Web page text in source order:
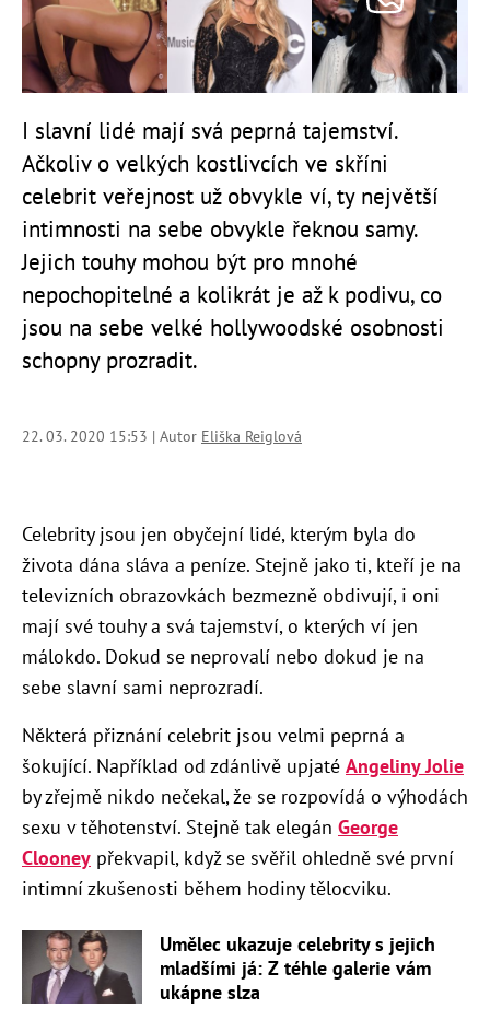
I slavní lidé mají svá peprná tajemství.
Ačkoliv o velkých kostlivcích ve skříni
celebrit veřejnost už obvykle ví, ty největší
intimnosti na sebe obvykle řeknou samy.
Jejich touhy mohou být pro mnohé
nepochopitelné a kolikrát je až k podivu, co
jsou na sebe velké hollywoodské osobnosti
schopny prozradit.
22. 03. 2020 15:53 | Autor Eliška Reiglová
Celebrity jsou jen obyčejní lidé, kterým byla do
života dána sláva a peníze. Stejně jako ti, kteří je na
televizních obrazovkách bezmezně obdivují, i oni
mají své touhy a svá tajemství, o kterých ví jen
málokdo. Dokud se neprovalí nebo dokud je na
sebe slavní sami neprozradí.
Některá přiznání celebrit jsou velmi peprná a
šokující. Například od zdánlivě upjaté Angeliny Jolie
by zřejmě nikdo nečekal, že se rozpovídá o výhodách
sexu v těhotenství. Stejně tak elegán George
Clooney překvapil, když se svěřil ohledně své první
intimní zkušenosti během hodiny tělocviku.
Umělec ukazuje celebrity s jejich
mladšími já: Z téhle galerie vám
ukápne slza